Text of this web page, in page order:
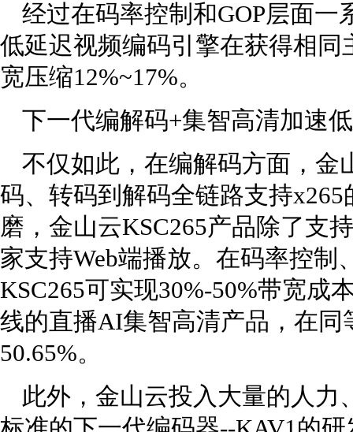
经过在码率控制和GOP层面
低延迟视频编码引擎在获得相
宽压缩12%~17%。
下一代编解码+集智高清加速
不仅如此，在编解码方面，金
码、转码到解码全链路支持
磨，金山云KSC265产品除了支
家支持Web端播放。在码率控
KSC265可实现30%-50%带宽成
线的直播AI集智高清产品，在
50.65%。
此外，金山云投入大量的人力